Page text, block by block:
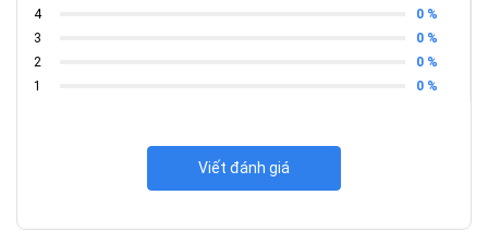
4
0 %
3
0 %
2
0 %
1
0 %
Viết đánh giá